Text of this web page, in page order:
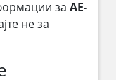
за AE-
не за